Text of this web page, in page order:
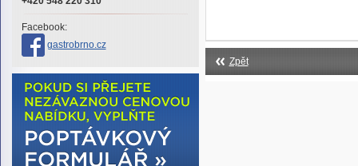
Facebook:
gastrobrno.cz
Zpět